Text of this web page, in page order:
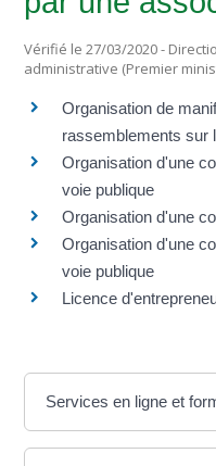
Vérifié le 27/03/2020 -
administrative (Premier
Organisation de
rassemblements sur
Organisation d'une
voie publique
Organisation d'une
Organisation d'une
voie publique
Licence
Services en ligne et